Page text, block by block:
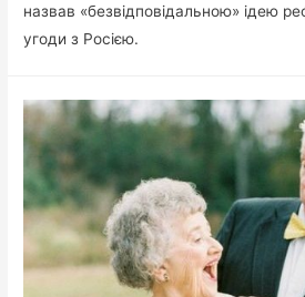
назвав «безвідповідальною» ідею
угоди з Росією.